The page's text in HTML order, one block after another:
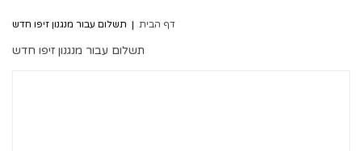
דף הבית | תשלום עבור מנגנון זיפו חדש
תשלום עבור מנגנון זיפו חדש